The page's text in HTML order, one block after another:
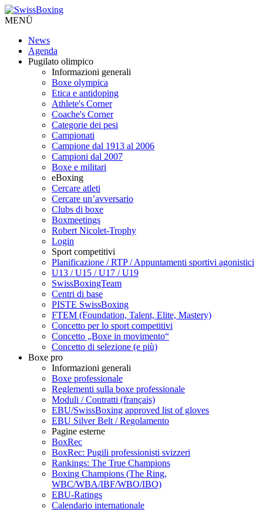
MENÜ
News
Agenda
Pugilato olimpico
Informazioni generali
Boxe olympica
Etica e antidoping
Athlete's Corner
Coache's Corner
Categorie dei pesi
Campionati
Campione dal 1913 al 2006
Campioni dal 2007
Boxe e militari
eBoxing
Cercare atleti
Cercare un’avversario
Clubs di boxe
Boxmeetings
Robert Nicolet-Trophy
Login
Sport competitivi
Planificazione / RTP / Appuntamenti sportivi agonistici
U13 / U15 / U17 / U19
SwissBoxingTeam
Centri di base
PISTE SwissBoxing
FTEM (Foundation, Talent, Elite, Mastery)
Concetto per lo sport competitivi
Concetto „Boxe in movimento“
Concetto di selezione (e più)
Boxe pro
Informazioni generali
Boxe professionale
Reglementi sulla boxe professionale
Moduli / Contratti (français)
EBU/SwissBoxing approved list of gloves
EBU Silver Belt / Regolamento
Pagine esterne
BoxRec
BoxRec: Pugili professionisti svizzeri
Rankings: The True Champions
Boxing Champions (The Ring,
WBC/WBA/IBF/WBO/IBO)
EBU-Ratings
Calendario internationale